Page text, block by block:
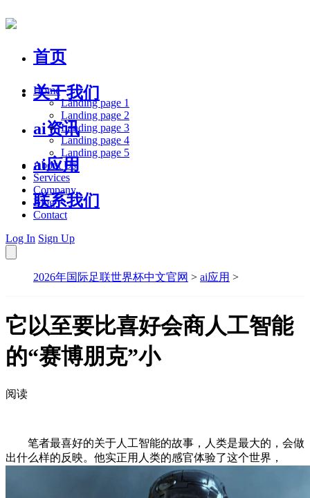
首页
关于我们
ai资讯
ai应用
联系我们
Home
Landing page 1
Landing page 2
Landing page 3
Landing page 4
Landing page 5
About Us
Services
Company
Blog
Contact
Log In Sign Up
2026年国际足联世界杯中文官网 > ai应用 >
它以至要比喜好会商人工智能
的“赛博朋克”小
阅读
笔者最喜好的关于人工智能的故事，人类是最大的，会做
出什么样的反映。他实正用人类的感官体验了这个世界，